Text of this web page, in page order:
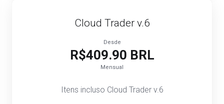
Cloud Trader v.6
Desde
R$409.90 BRL
Mensual
Itens incluso Cloud Trader v.6